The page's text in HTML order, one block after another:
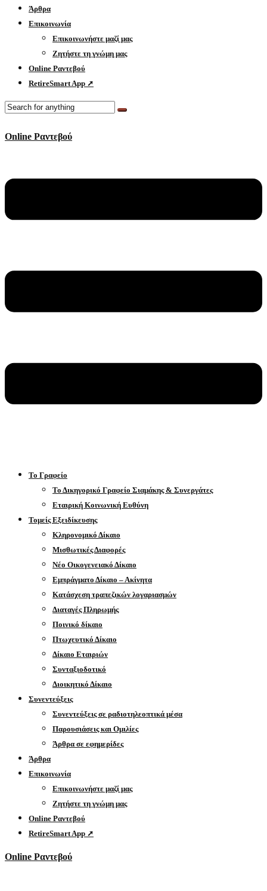
Άρθρα
Επικοινωνία
Επικοινωνήστε μαζί μας
Ζητήστε τη γνώμη μας
Online Ραντεβού
RetireSmart App ➚
Online Ραντεβού
Το Γραφείο
Το Δικηγορικό Γραφείο Σιαμάκης & Συνεργάτες
Εταιρική Κοινωνική Ευθύνη
Τομείς Εξειδίκευσης
Κληρονομικό Δίκαιο
Μισθωτικές Διαφορές
Νέο Οικογενειακό Δίκαιο
Εμπράγματο Δίκαιο – Ακίνητα
Κατάσχεση τραπεζικών λογαριασμών
Διαταγές Πληρωμής
Ποινικό δίκαιο
Πτωχευτικό Δίκαιο
Δίκαιο Εταιριών
Συνταξιοδοτικό
Διοικητικό Δίκαιο
Συνεντεύξεις
Συνεντεύξεις σε ραδιοτηλεοπτικά μέσα
Παρουσιάσεις και Ομιλίες
Άρθρα σε εφημερίδες
Άρθρα
Επικοινωνία
Επικοινωνήστε μαζί μας
Ζητήστε τη γνώμη μας
Online Ραντεβού
RetireSmart App ➚
Online Ραντεβού